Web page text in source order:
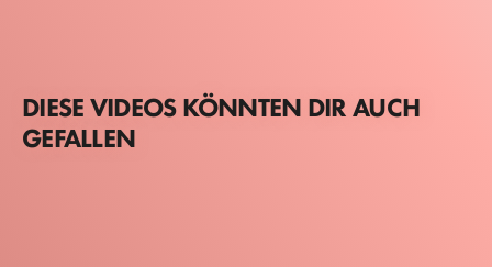
DIESE VIDEOS KÖNNTEN DIR AUCH
GEFALLEN